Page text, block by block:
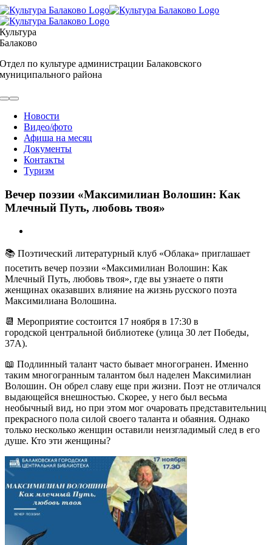
Skip
to
content
Культура
Балаково
Отдел по культуре администрации Балаковского
муниципального района
Toggle
NavigationНовости
Видео/фото
Афиша на месяц
Документы
Контакты
Туризм
Вечер поэзии «Максимилиан Волошин: Как
Млечный Путь, любовь твоя»
Image
📚 Поэтический литературный клуб «Облака» приглашает
посетить вечер поэзии «Максимилиан Волошин: Как
Млечный Путь, любовь твоя», где вы узнаете о пяти
женщинах оказавших влияние на жизнь русского поэта
Максимилиана Волошина.
📆 Мероприятие состоится 17 ноября в 17:30 в
городской центральной библиотеке (улица 30 лет Победы,
37А).
📖 Подлинный талант часто бывает многогранен. Именно
таким многогранным талантом был наделен Максимилиан
Волошин. Он обрел славу еще при жизни. Поэт не отличался
выдающейся внешностью. Скорее, у него был весьма
необычный вид, но при этом мог очаровать представительниц
прекрасного пола силой своего таланта и обаяния. Однако
только несколько женщин оставили неизгладимый след в его
душе. Кто эти женщины?